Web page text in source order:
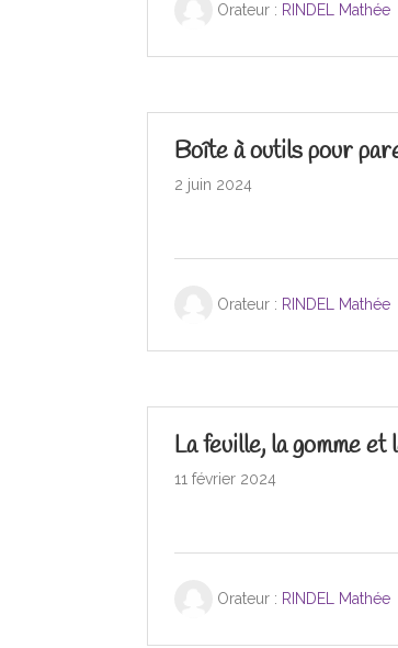
Orateur : RINDEL Mathée
Boîte à outils pour
2 juin 2024
Orateur : RINDEL Mathée
La feuille, la gomme
11 février 2024
Orateur : RINDEL Mathée